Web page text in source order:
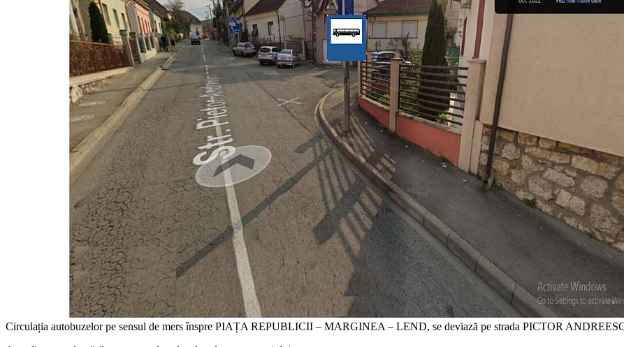
Circulația autobuzelor pe sensul de mers înspre PIAȚA REPUBLICII – MARGINEA – LEND, se deviază pe strada PICTOR